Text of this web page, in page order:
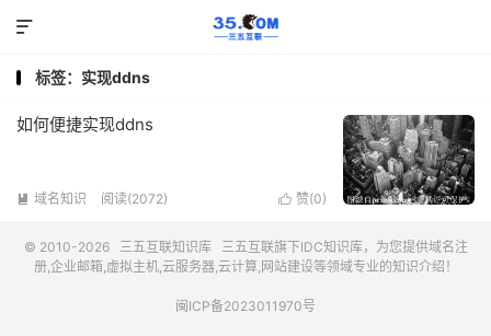

标签：实现ddns
如何便捷实现ddns
 域名知识 阅读(2072)  赞(0)
© 2010-2026 三五互联知识库 三五互联旗下IDC知识库，为您提供域名注
册,企业邮箱,虚拟主机,云服务器,云计算,网站建设等领域专业的知识介绍！
闽ICP备2023011970号